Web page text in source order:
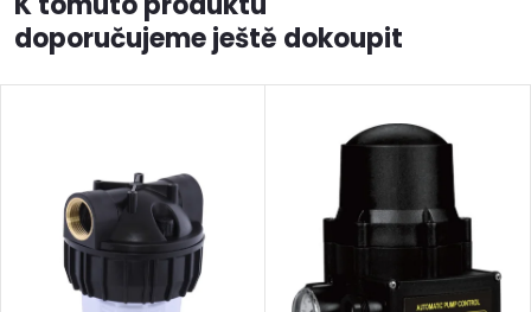
doporučujeme ještě dokoupit